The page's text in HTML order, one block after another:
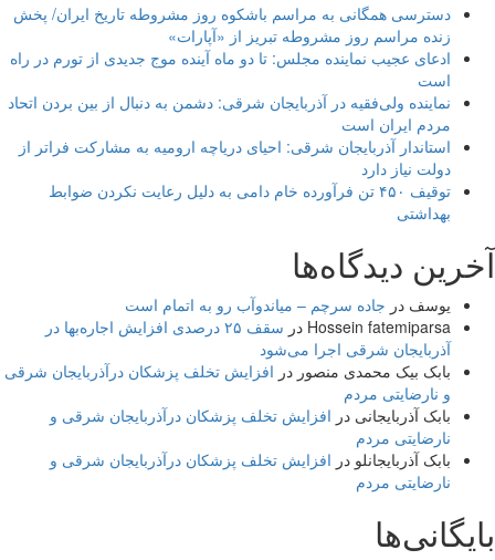
دسترسی همگانی به مراسم باشکوه روز مشروطه تاریخ ایران/ پخش
زنده مراسم روز مشروطه تبریز از «آپارات»
ادعای عجیب نماینده مجلس: تا دو ماه آینده موج جدیدی از تورم در راه
است
نماینده ولی‌فقیه در آذربایجان شرقی: دشمن به دنبال از بین بردن اتحاد
مردم ایران است
استاندار آذربایجان شرقی: احیای دریاچه ارومیه به مشارکت فراتر از
دولت نیاز دارد
توقیف ۴۵۰ تن فرآورده خام دامی به دلیل رعایت نکردن ضوابط
بهداشتی
آخرین دیدگاه‌ها
یوسف در جاده سرچم – میاندوآب رو به اتمام است
Hossein fatemiparsa در
سقف ۲۵ درصدی افزایش اجاره‌بها در
آذربایجان شرقی اجرا می‌شود
بابک بیک محمدی منصور در افزایش تخلف پزشکان درآذربایجان شرقی
و نارضایتی مردم
بابک آذربایجانی در افزایش تخلف پزشکان درآذربایجان شرقی و
نارضایتی مردم
بابک آذربایجانلو در افزایش تخلف پزشکان درآذربایجان شرقی و
نارضایتی مردم
بایگانی‌ها